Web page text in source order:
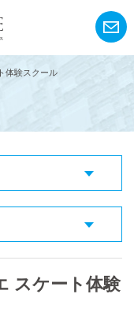
体験スクール
スケート体験